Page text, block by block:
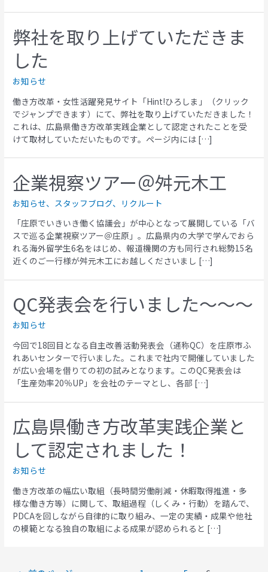
弊社を取り上げていただきま
した
お知らせ
働き方改革・女性活躍発見サイト「Hint!ひろしま」（クリック
でジャンプできます）にて、弊社を取り上げていただきました！
これは、広島県働き方改革実践企業として認定されたことを受
けて取材していただいたものです。ページ内には […]
企業視察ツアー＠舛元木工
お知らせ、 スタッフブログ、
リクルート
「庄原でいきいき働く協議会」が中心となって展開している「バ
スで巡る企業視察ツアー＠庄原」。広島県内の大学で学んでおら
れる海外留学生6名をはじめ、報道機関の方も同行され総勢15名
近くのご一行様が舛元木工にお越しくださいまし […]
QC発表会を行いました～～～
お知らせ
今回で18回目となる自主改善活動発表会（通称QC）を庄原市ふ
れあいセンターで行いました。これまで社内で開催していました
が広い会場を借りての初の試みとなります。このQC発表会は
「生産効率20％UP」を会社のテーマとし、各部 […]
広島県働き方改革実践企業と
して認定されました！
お知らせ
働き方改革の幅広い取組（長時間労働削減・休暇取得推進・多
様な働き方等）に関して、取組過程（しくみ・行動）を踏んで、
PDCAを回しながら自律的に取り組み、一定の実績・成果や他社
の模範となる独自の取組による成果が認められると […]